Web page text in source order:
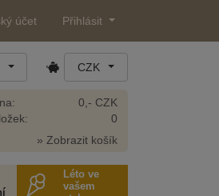
účet Přihlásit
CZK
0,- CZK
0
» Zobrazit košík
Léto ve
vašem